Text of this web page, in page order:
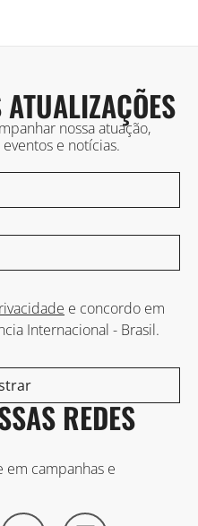
nossa atuação,
e notícias.
e concordo em
Internacional - Brasil.
REDES
em campanhas e